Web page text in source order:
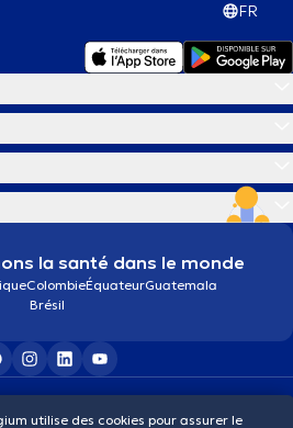
FR
la santé dans le monde
ColombieÉquateurGuatemala
Brésil
doctoranytime
utilise des cookies pour assurer le